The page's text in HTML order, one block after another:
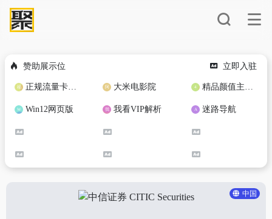
赞助展示位 立即入驻
正规流量卡免费加盟合作 大米电影院 精品颜值主播定制
Win12网页版 我看VIP解析 迷路导航
中国